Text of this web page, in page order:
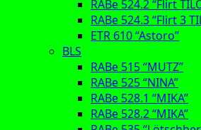
RABe 524.2 “Flirt
RABe 524.3 “Flirt 3
ETR 610 “Astoro”
BLS
RABe 515 “MUTZ”
RABe 525 “NINA”
RABe 528.1 “MIKA”
RABe 528.2 “MIKA”